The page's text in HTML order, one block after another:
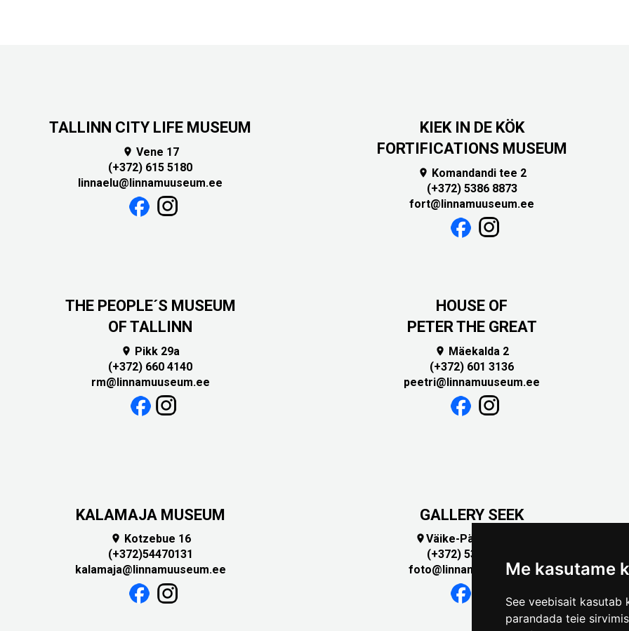
Me kasutame
See veebisait kasutab
parandada teie
TALLINN CITY LIFE MUSEUM
 Vene 17
(+372) 615 5180
linnaelu@linnamuuseum.ee
KIEK IN DE KÖK
FORTIFICATIONS MUSEUM
 Komandandi tee 2
(+372) 5386 8873
fort@linnamuuseum.ee
THE PEOPLE´S MUSEUM
OF TALLINN
 Pikk 29a
(+372) 660 4140
rm@linnamuuseum.ee
HOUSE OF
PETER THE GREAT
 Mäekalda 2
(+372) 601 3136
peetri@linnamuuseum.ee
KALAMAJA MUSEUM

Kotzebue 16
(+372)54470131
kalamaja@linnamuuseum.ee
GALLERY SEEK
Väike-Pääsukese 5
(+372) 5309 7535
foto@linnamuuseum.ee